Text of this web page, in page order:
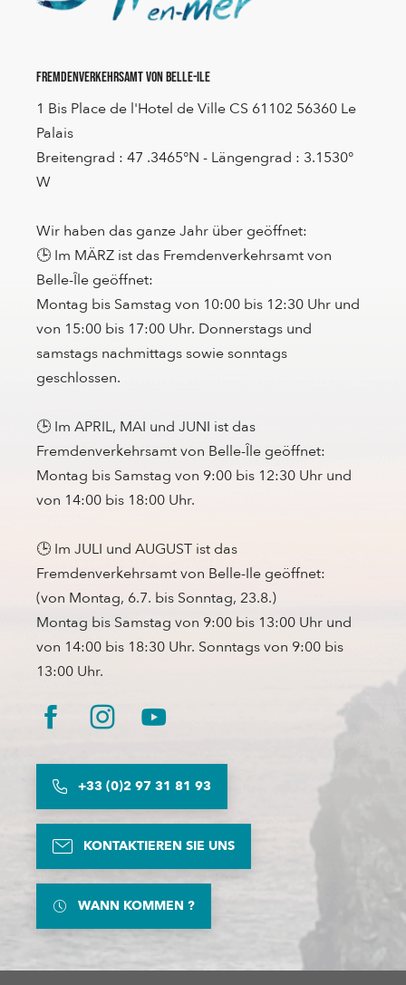
Fremdenverkehrsamt von Belle-Ile
1 Bis Place de l'Hotel de Ville CS 61102 56360 Le
Palais
Breitengrad : 47 .3465°N - Längengrad : 3.1530°
W
Wir haben das ganze Jahr über geöffnet:
🕒 Im MÄRZ ist das Fremdenverkehrsamt von
Belle-Île geöffnet:
Montag bis Samstag von 10:00 bis 12:30 Uhr und
von 15:00 bis 17:00 Uhr. Donnerstags und
samstags nachmittags sowie sonntags
geschlossen.
🕒 Im APRIL, MAI und JUNI ist das
Fremdenverkehrsamt von Belle-Île geöffnet:
Montag bis Samstag von 9:00 bis 12:30 Uhr und
von 14:00 bis 18:00 Uhr.
🕒 Im JULI und AUGUST ist das
Fremdenverkehrsamt von Belle-Ile geöffnet:
(von Montag, 6.7. bis Sonntag, 23.8.)
Montag bis Samstag von 9:00 bis 13:00 Uhr und
von 14:00 bis 18:30 Uhr. Sonntags von 9:00 bis
13:00 Uhr.
+33 (0)2 97 31 81 93
KONTAKTIEREN SIE UNS
WANN KOMMEN ?